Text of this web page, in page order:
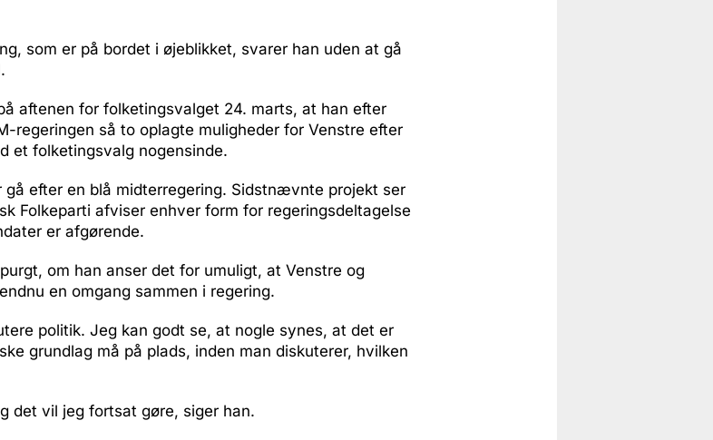
som er på bordet i øjeblikket, svarer han uden at gå
aftenen for folketingsvalget 24. marts, at han efter
regeringen så to oplagte muligheder for Venstre efter
et folketingsvalg nogensinde.
gå efter en blå midterregering. Sidstnævnte projekt ser
Folkeparti afviser enhver form for regeringsdeltagelse
er afgørende.
om han anser det for umuligt, at Venstre og
en omgang sammen i regering.
politik. Jeg kan godt se, at nogle synes, at det er
grundlag må på plads, inden man diskuterer, hvilken
det vil jeg fortsat gøre, siger han.